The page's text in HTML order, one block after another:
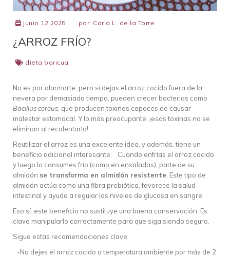
junio 12 2025 por: Carla L. de la Torre
¿ARROZ FRÍO?
dieta boricua
No es por alarmarte, pero si dejas el arroz cocido fuera de la
nevera por demasiado tiempo, pueden crecer bacterias como
Bacillus cereus, que producen toxinas capaces de causar
malestar estomacal. Y lo más preocupante: ¡esas toxinas no se
eliminan al recalentarlo!
Reutilizar el arroz es una excelente idea, y además, tiene un
beneficio adicional interesante: Cuando enfrías el arroz cocido
y luego lo consumes frío (como en ensaladas), parte de su
almidón se transforma en almidón resistente. Este tipo de
almidón actúa como una fibra prebiótica, favorece la salud
intestinal y ayuda a regular los niveles de glucosa en sangre.
Eso sí: este beneficio no sustituye una buena conservación. Es
clave manipularlo correctamente para que siga siendo seguro.
Sigue estas recomendaciones clave:
-No dejes el arroz cocido a temperatura ambiente por más de 2